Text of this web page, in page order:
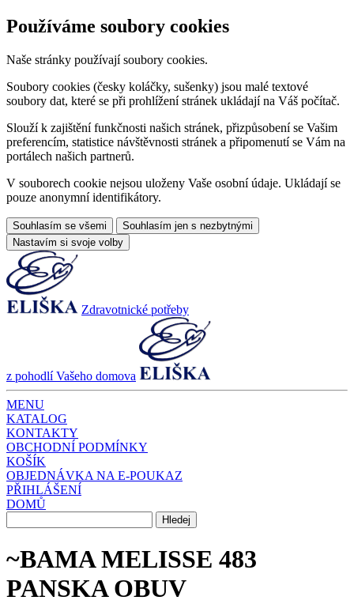
Používáme soubory cookies
Naše stránky používají soubory cookies.
Soubory cookies (česky koláčky, sušenky) jsou malé textové
soubory dat, které se při prohlížení stránek ukládají na Váš počítač.
Slouží k zajištění funkčnosti našich stránek, přizpůsobení se Vašim
preferencím, statistice návštěvnosti stránek a připomenutí se Vám na
portálech našich partnerů.
V souborech cookie nejsou uloženy Vaše osobní údaje. Ukládají se
pouze anonymní identifikátory.
Souhlasím se všemi
Souhlasím jen s nezbytnými
Nastavím si svoje volby
Zdravotnické potřeby
z pohodlí Vašeho domova
MENU
KATALOG
KONTAKTY
OBCHODNÍ PODMÍNKY
KOŠÍK
OBJEDNÁVKA NA E-POUKAZ
PŘIHLÁŠENÍ
DOMŮ
~BAMA MELISSE 483
PANSKA OBUV